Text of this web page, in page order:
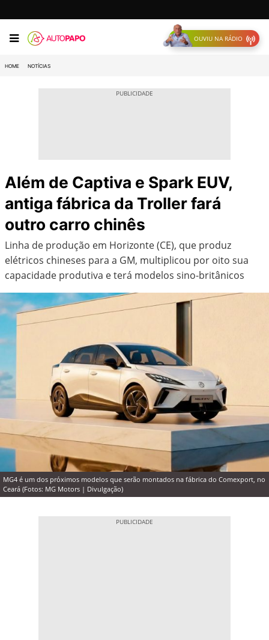
OUVIU NA RÁDIO
HOME NOTÍCIAS
Além de Captiva e Spark EUV,
antiga fábrica da Troller fará
outro carro chinês
Linha de produção em Horizonte (CE), que produz
elétricos chineses para a GM, multiplicou por oito sua
capacidade produtiva e terá modelos sino-britânicos
MG4 é um dos próximos modelos que serão montados na fábrica do Comexport, no
Ceará (Fotos: MG Motors | Divulgação)